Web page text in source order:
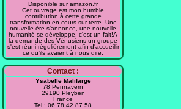
Disponible sur amazon.fr
Cet ouvrage est mon humble
contribution à cette grande
transformation en cours sur terre. Une
nouvelle ère s'annonce, une nouvelle
humanité se développe, c'est un fait!A
la demande des Vénusiens un groupe
s'est réuni régulièrement afin d'accueillir
ce qu'ils avaient à nous dire.
Contact :
Ysabelle Malifarge
78 Pennavern
29190 Pleyben
France
Tel : 06 78 42 87 58